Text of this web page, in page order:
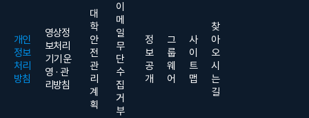
개인
정보
처리
방침
영상정
보처리
기기 운
영 · 관
리방침
대
학
안
전
관
리
계
획
이
메
일
무
단
수
집
거
부
정
보
공
개
그
룹
웨
어
사
이
트
맵
찾
아
오
시
는
길